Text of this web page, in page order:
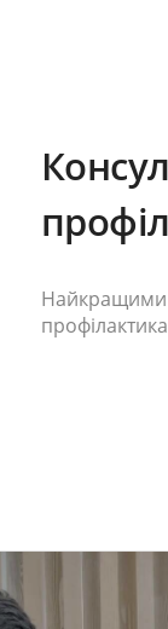
Найкращими
профілактика